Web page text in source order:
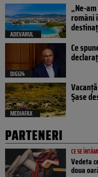
ADEVARUL
„Ne-
români
DIGI24
Ce
MEDIAFAX
Șase
PARTENERI
CE SE
Vedeta
doua